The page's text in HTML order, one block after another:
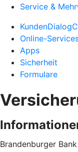
Service &
Online-
Apps
Sicherheit
Formulare
Brandenburger